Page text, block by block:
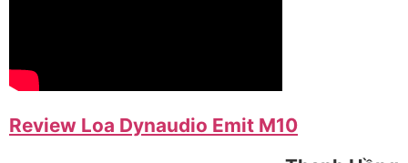
Review Loa Dynaudio Emit M10